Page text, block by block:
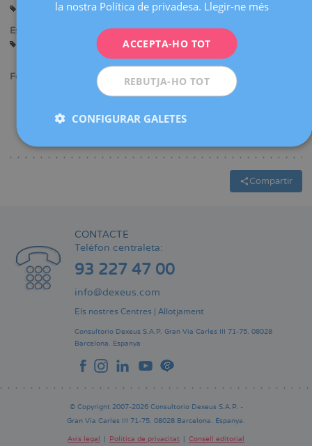
Català
Francès
Especialitats:
Formació acadèmica:
Màster en Nutrició i dietètica comunitària. Universitat de
Barcelona.
Curs de mètodes estadístics bàsics en les ciències de la salut.
Compartir
CONTACTE
Telèfon centraleta:
93 227 47 00
info@dexeus.com
Els nostres Centres | Allotjament
Consultorio Dexeus S.A.P. Gran Via Carles III 71-75. 08028
Barcelona. Espanya
© Copyright 2007-2026 Consultorio Dexeus S.A.P. -
Gran Via Carles III 71-75. 08028 Barcelona. Espanya.
Avís legal Política de privacitat Consell editorial
la nostra Política de privadesa. Llegir-ne més
ACCEPTA-HO TOT
REBUTJA-HO TOT
CONFIGURAR GALETES